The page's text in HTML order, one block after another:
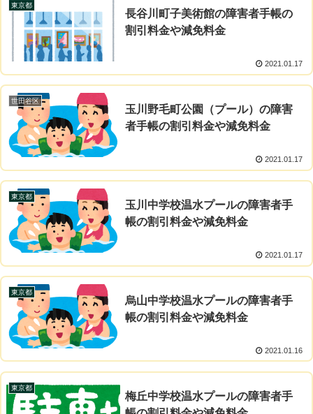
東京都
長谷川町子美術館の障害者手帳の
割引料金や減免料金
2021.01.17
世田谷区
玉川野毛町公園（プール）の障害
者手帳の割引料金や減免料金
2021.01.17
東京都
玉川中学校温水プールの障害者手
帳の割引料金や減免料金
2021.01.17
東京都
烏山中学校温水プールの障害者手
帳の割引料金や減免料金
2021.01.16
東京都
梅丘中学校温水プールの障害者手